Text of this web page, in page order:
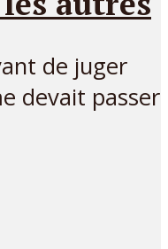
de juger
devait passer